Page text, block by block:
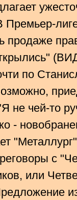
продаже
по
не чей-то
-
"Металлург"
с
или